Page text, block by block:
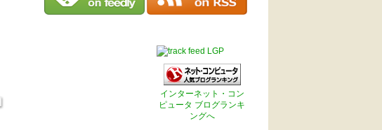
LGP
インターネット・コン
ピュータ ブログランキ
ングへ